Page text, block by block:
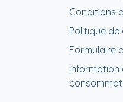
Conditions
Politique
Formulaire